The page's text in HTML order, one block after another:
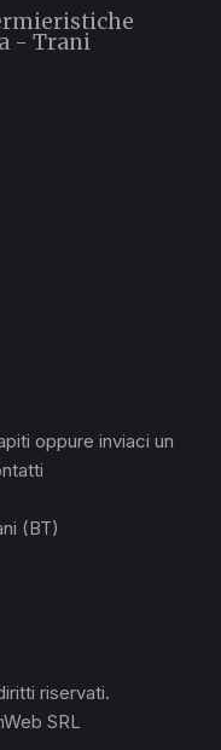
oppure inviaci un
(BT)
- Trani
riservati.
SRL